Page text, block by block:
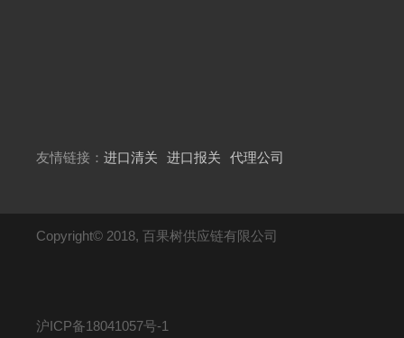
友情链接： 进口清关 进口报关 代理公司
Copyright© 2018, 百果树供应链有限公司
沪ICP备18041057号-1